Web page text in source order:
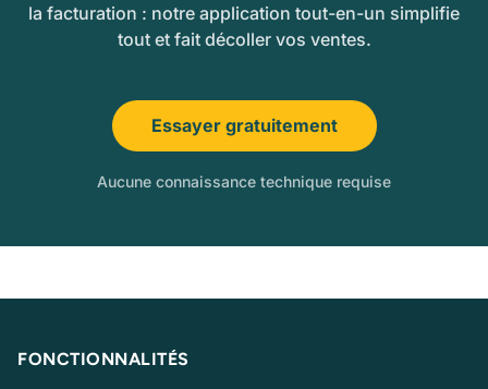
la facturation : notre application tout-en-un simplifie
tout et fait décoller vos ventes.
Essayer gratuitement
Aucune connaissance technique requise
FONCTIONNALITÉS